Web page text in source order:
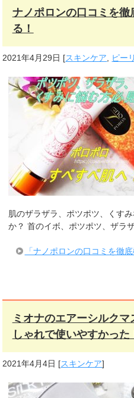
ナノポロンの口コミを徹
る！
2021年4月29日 [スキンケア ピー
肌のザラザラ、ポツポツ、くす
か？ 首のイボ、ポツポツ、ザラ
「ナノポロンの口コミを徹
ミオナのエアーシルク
しゃれで使いやすかった
2021年4月4日 [スキンケア]